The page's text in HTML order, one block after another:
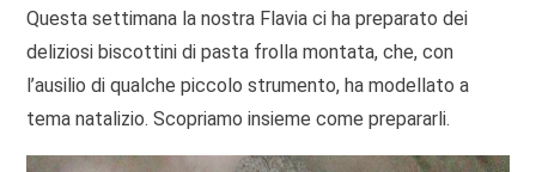
Questa settimana la nostra Flavia ci ha preparato dei
deliziosi biscottini di pasta frolla montata, che, con
l’ausilio di qualche piccolo strumento, ha modellato a
tema natalizio. Scopriamo insieme come prepararli.